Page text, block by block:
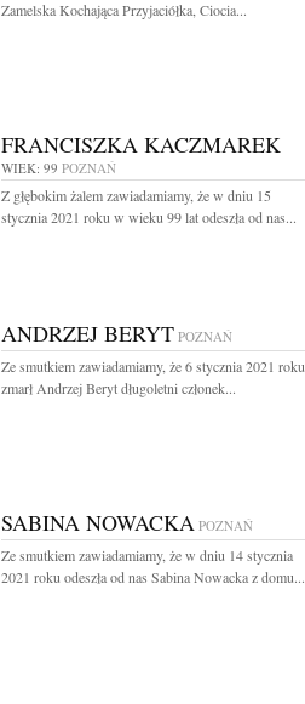
Zamelska Kochająca Przyjaciółka, Ciocia...
FRANCISZKA KACZMAREK
WIEK: 99 POZNAŃ
Z głębokim żalem zawiadamiamy, że w dniu 15
stycznia 2021 roku w wieku 99 lat odeszła od nas...
ANDRZEJ BERYT POZNAŃ
Ze smutkiem zawiadamiamy, że 6 stycznia 2021 roku
zmarł Andrzej Beryt długoletni członek...
SABINA NOWACKA POZNAŃ
Ze smutkiem zawiadamiamy, że w dniu 14 stycznia
2021 roku odeszła od nas Sabina Nowacka z domu...